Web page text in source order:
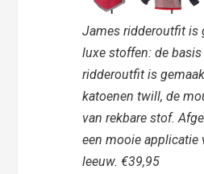
James ridderoutfit is
luxe stoffen: de
ridderoutfit is
katoenen twill, de
van rekbare stof.
een mooie applicatie
leeuw. €39,95